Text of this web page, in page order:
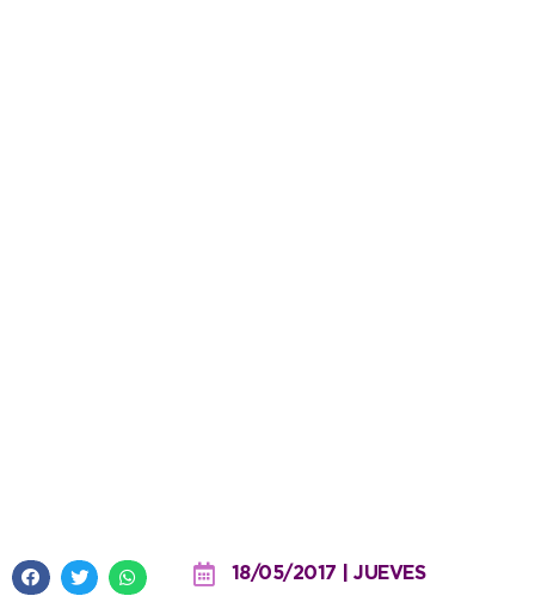
18/05/2017 | JUEVES